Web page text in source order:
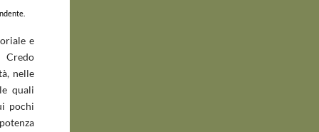
e
Credo
nelle
quali
pochi